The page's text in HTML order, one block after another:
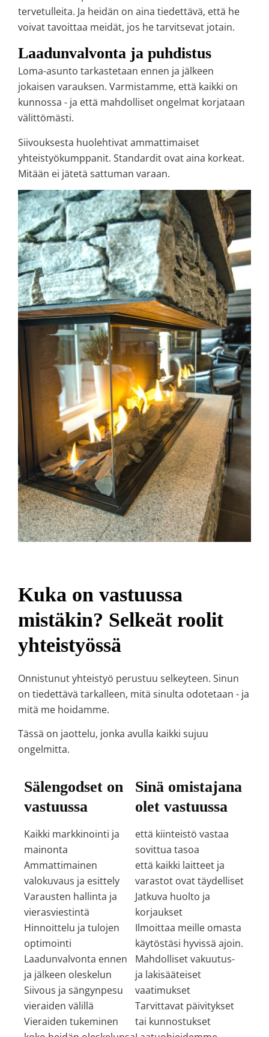
tervetulleita. Ja heidän on aina tiedettävä, että he
voivat tavoittaa meidät, jos he tarvitsevat jotain.
Laadunvalvonta ja puhdistus
Loma-asunto tarkastetaan ennen ja jälkeen
jokaisen varauksen. Varmistamme, että kaikki on
kunnossa - ja että mahdolliset ongelmat korjataan
välittömästi.
Siivouksesta huolehtivat ammattimaiset
yhteistyökumppanit. Standardit ovat aina korkeat.
Mitään ei jätetä sattuman varaan.
Kuka on vastuussa
mistäkin? Selkeät roolit
yhteistyössä
Onnistunut yhteistyö perustuu selkeyteen. Sinun
on tiedettävä tarkalleen, mitä sinulta odotetaan - ja
mitä me hoidamme.
Tässä on jaottelu, jonka avulla kaikki sujuu
ongelmitta.
Sälengodset on
vastuussa
Kaikki markkinointi ja
mainonta
Ammattimainen
valokuvaus ja esittely
Varausten hallinta ja
vierasviestintä
Hinnoittelu ja tulojen
optimointi
Laadunvalvonta ennen
ja jälkeen oleskelun
Siivous ja sängynpesu
vieraiden välillä
Vieraiden tukeminen
Sinä omistajana
olet vastuussa
että kiinteistö vastaa
sovittua tasoa
että kaikki laitteet ja
varastot ovat täydelliset
Jatkuva huolto ja
korjaukset
Ilmoittaa meille omasta
käytöstäsi hyvissä ajoin.
Mahdolliset vakuutus-
ja lakisääteiset
vaatimukset
Tarvittavat päivitykset
tai kunnostukset